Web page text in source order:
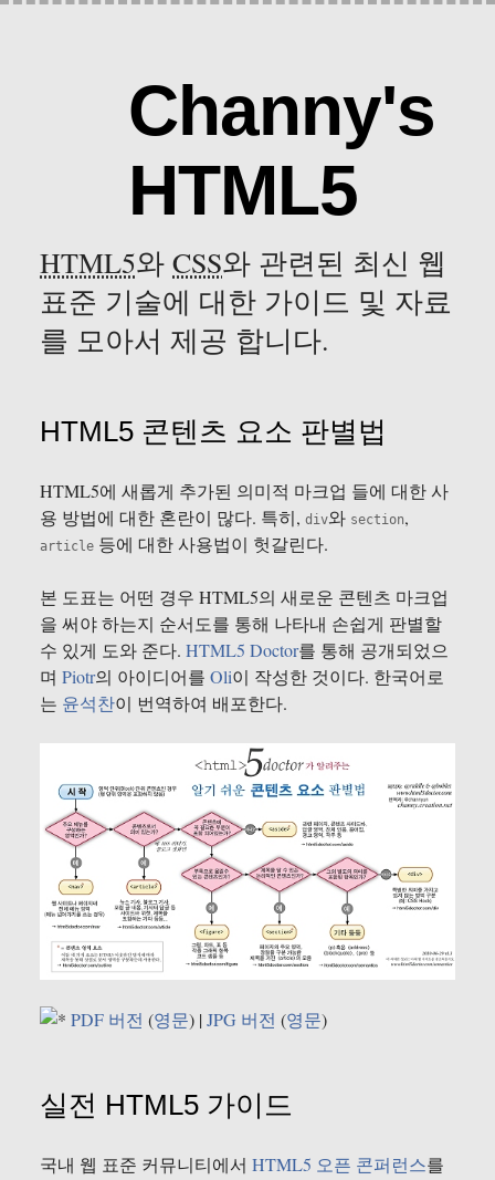
Channy's
HTML5
HTML5와 CSS와 관련된 최신 웹
표준 기술에 대한 가이드 및 자료
를 모아서 제공 합니다.
HTML5 콘텐츠 요소 판별법
HTML5에 새롭게 추가된 의미적 마크업 들에 대한 사
용 방법에 대한 혼란이 많다. 특히, div와 section,
article 등에 대한 사용법이 헛갈린다.
본 도표는 어떤 경우 HTML5의 새로운 콘텐츠 마크업
을 써야 하는지 순서도를 통해 나타내 손쉽게 판별할
수 있게 도와 준다. HTML5 Doctor를 통해 공개되었으
며 Piotr의 아이디어를 Oli이 작성한 것이다. 한국어로
는 윤석찬이 번역하여 배포한다.
PDF 버전 (영문) |JPG 버전 (영문)
실전 HTML5 가이드
국내 웹 표준 커뮤니티에서 HTML5 오픈 콘퍼런스를